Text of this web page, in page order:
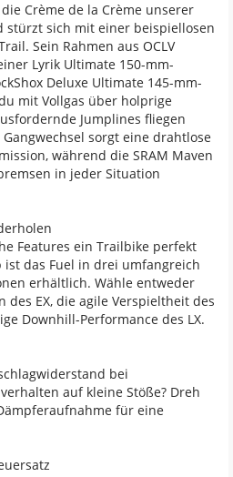
die Crème de la Crème unserer
stürzt sich mit einer beispiellosen
Sein Rahmen aus OCLV
Lyrik Ultimate 150-mm-
Deluxe Ultimate 145-mm-
mit Vollgas über holprige
Jumplines fliegen
sorgt eine drahtlose
während die SRAM Maven
in jeder Situation
Features ein Trailbike perfekt
das Fuel in drei umfangreich
erhältlich. Wähle entweder
des EX, die agile Verspieltheit des
Downhill-Performance des LX.
bei
auf kleine Stöße? Dreh
für eine